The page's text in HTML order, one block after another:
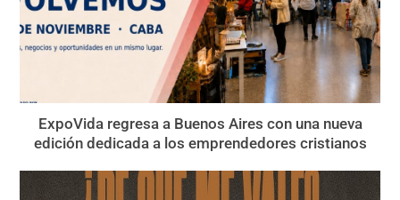
ExpoVida regresa a Buenos Aires con una nueva
edición dedicada a los emprendedores cristianos